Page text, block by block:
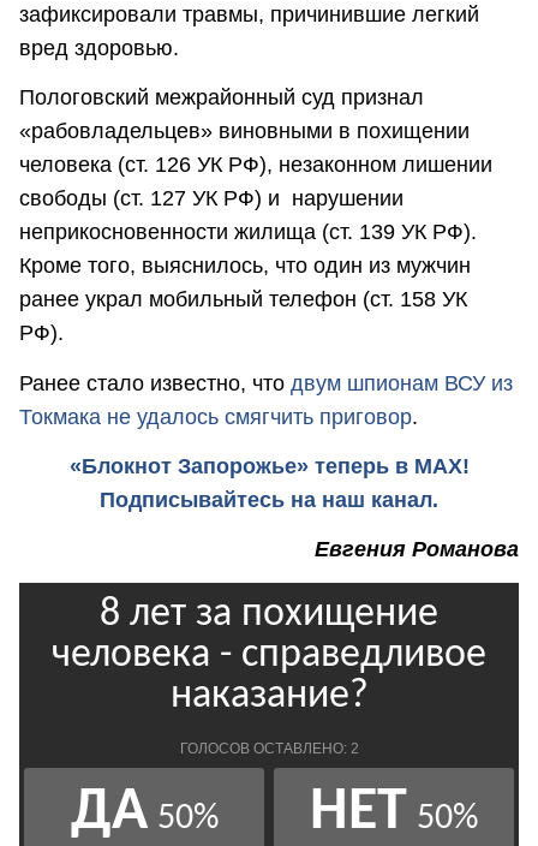
зафиксировали травмы, причинившие легкий
вред здоровью.
Пологовский межрайонный суд признал
«рабовладельцев» виновными в похищении
человека (ст. 126 УК РФ), незаконном лишении
свободы (ст. 127 УК РФ) и нарушении
неприкосновенности жилища (ст. 139 УК РФ).
Кроме того, выяснилось, что один из мужчин
ранее украл мобильный телефон (ст. 158 УК
РФ).
Ранее стало известно, что двум шпионам ВСУ из
Токмака не удалось смягчить приговор.
«Блокнот Запорожье» теперь в MAX!
Подписывайтесь на наш канал.
Евгения Романова